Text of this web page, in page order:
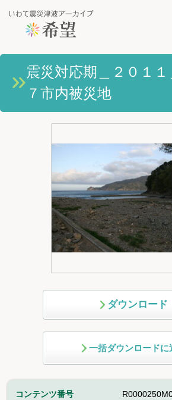
いわて震災津波アーカイブとは
岩手県の被害状況
Foreign Laguage
震災対応期＿２０１１
７市内被災地
ダウンロード
一括ダウンロードに
コンテンツ番号